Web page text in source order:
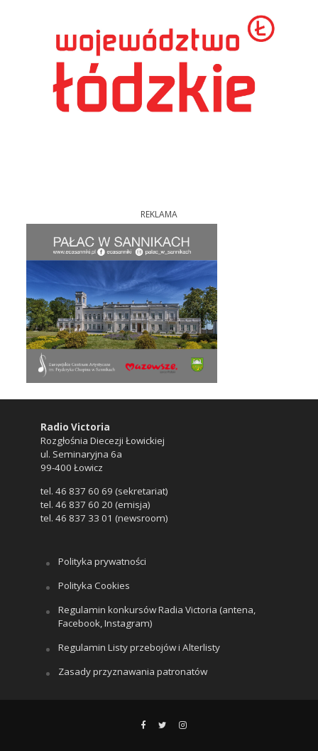
REKLAMA
Radio Victoria
Rozgłośnia Diecezji Łowickiej
ul. Seminaryjna 6a
99-400 Łowicz
tel. 46 837 60 69 (sekretariat)
tel. 46 837 60 20 (emisja)
tel. 46 837 33 01 (newsroom)
Polityka prywatności
Polityka Cookies
Regulamin konkursów Radia Victoria (antena,
Facebook, Instagram)
Regulamin Listy przebojów i Alterlisty
Zasady przyznawania patronatów